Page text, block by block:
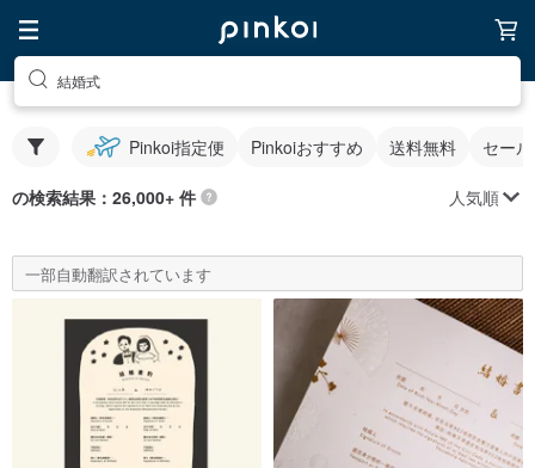
結婚式
Pinkoi指定便 Pinkoiおすすめ 送料無料 セー
の検索結果：26,000+ 件 人気順
一部自動翻訳されています